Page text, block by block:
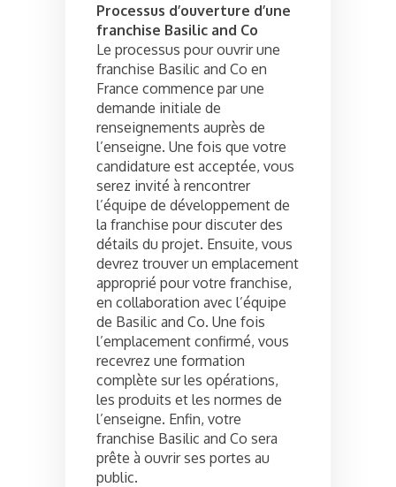
Processus d’ouverture d’une
franchise Basilic and Co
Le processus pour ouvrir une
franchise Basilic and Co en
France commence par une
demande initiale de
renseignements auprès de
l’enseigne. Une fois que votre
candidature est acceptée, vous
serez invité à rencontrer
l’équipe de développement de
la franchise pour discuter des
détails du projet. Ensuite, vous
devrez trouver un emplacement
approprié pour votre franchise,
en collaboration avec l’équipe
de Basilic and Co. Une fois
l’emplacement confirmé, vous
recevrez une formation
complète sur les opérations,
les produits et les normes de
l’enseigne. Enfin, votre
franchise Basilic and Co sera
prête à ouvrir ses portes au
public.